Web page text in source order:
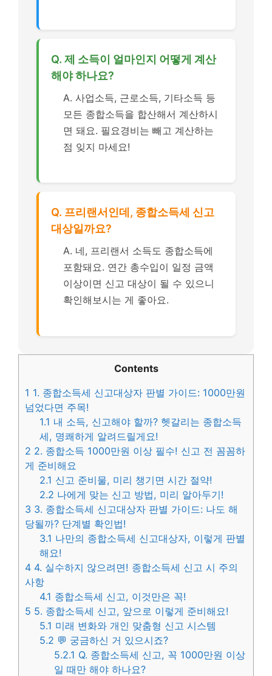
Q. 제 소득이 얼마인지 어떻게 계산
해야 하나요?
A. 사업소득, 근로소득, 기타소득 등
모든 종합소득을 합산해서 계산하시
면 돼요. 필요경비는 빼고 계산하는
점 잊지 마세요!
Q. 프리랜서인데, 종합소득세 신고
대상일까요?
A. 네, 프리랜서 소득도 종합소득에
포함돼요. 연간 총수입이 일정 금액
이상이면 신고 대상이 될 수 있으니
확인해보시는 게 좋아요.
Contents
1 1. 종합소득세 신고대상자 판별 가이드: 1000만원
넘었다면 주목!
1.1 내 소득, 신고해야 할까? 헷갈리는 종합소득
세, 명쾌하게 알려드릴게요!
2 2. 종합소득 1000만원 이상 필수! 신고 전 꼼꼼하
게 준비해요
2.1 신고 준비물, 미리 챙기면 시간 절약!
2.2 나에게 맞는 신고 방법, 미리 알아두기!
3 3. 종합소득세 신고대상자 판별 가이드: 나도 해
당될까? 단계별 확인법!
3.1 나만의 종합소득세 신고대상자, 이렇게 판별
해요!
4 4. 실수하지 않으려면! 종합소득세 신고 시 주의
사항
4.1 종합소득세 신고, 이것만은 꼭!
5 5. 종합소득세 신고, 앞으로 이렇게 준비해요!
5.1 미래 변화와 개인 맞춤형 신고 시스템
5.2 💬 궁금하신 거 있으시죠?
5.2.1 Q. 종합소득세 신고, 꼭 1000만원 이상
일 때만 해야 하나요?